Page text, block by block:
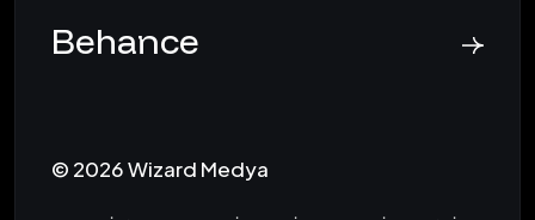
Behance
© 2026 Wizard Medya